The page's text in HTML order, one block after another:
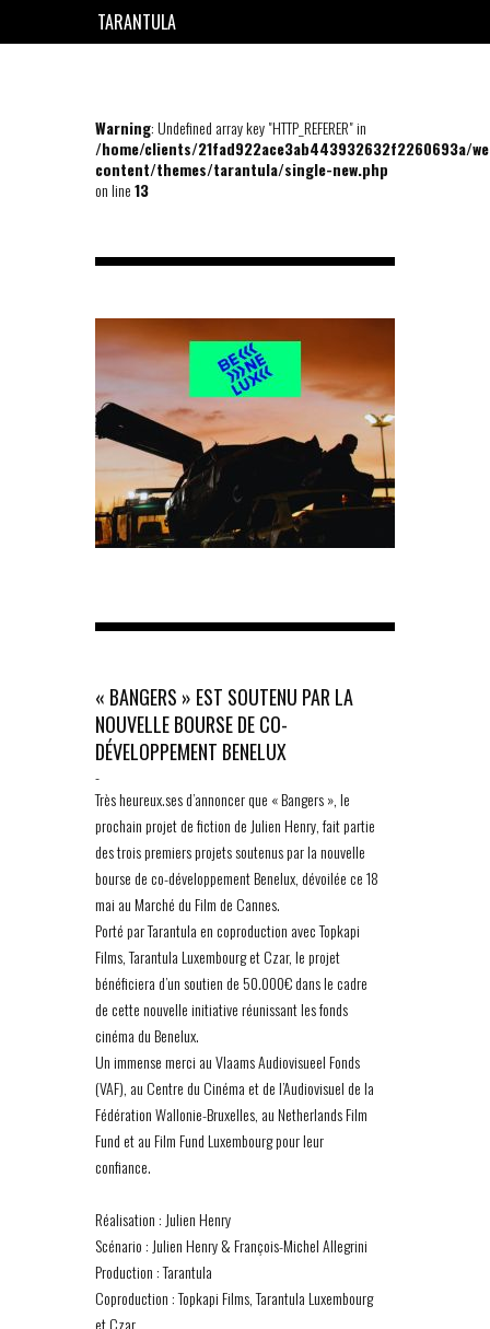
TARANTULA
Warning: Undefined array key "HTTP_REFERER" in
/home/clients/21fad922ace3ab443932632f2260693a/
content/themes/tarantula/single-new.php
on line13
« BANGERS » EST SOUTENU PAR LA
NOUVELLE BOURSE DE CO-
DÉVELOPPEMENT BENELUX
-
Très heureux.ses d’annoncer que « Bangers », le
prochain projet de fiction de Julien Henry, fait partie
des trois premiers projets soutenus par la nouvelle
bourse de co-développement Benelux, dévoilée ce 18
mai au Marché du Film de Cannes.
Porté par Tarantula en coproduction avec Topkapi
Films, Tarantula Luxembourg et Czar, le projet
bénéficiera d’un soutien de 50.000€ dans le cadre
de cette nouvelle initiative réunissant les fonds
cinéma du Benelux.
Un immense merci au Vlaams Audiovisueel Fonds
(VAF), au Centre du Cinéma et de l’Audiovisuel de la
Fédération Wallonie-Bruxelles, au Netherlands Film
Fund et au Film Fund Luxembourg pour leur
confiance.
Réalisation : Julien Henry
Scénario : Julien Henry & François-Michel Allegrini
Production : Tarantula
Coproduction : Topkapi Films, Tarantula Luxembourg
et Czar